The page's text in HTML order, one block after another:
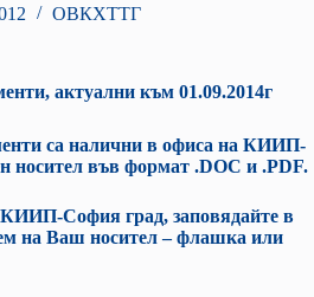
ОВКХТТГ
актуални към 01.09.2014г
са налични в офиса на КИИП-
носител във формат .DOC и .PDF.
София град, заповядайте в
на Ваш носител – флашка или